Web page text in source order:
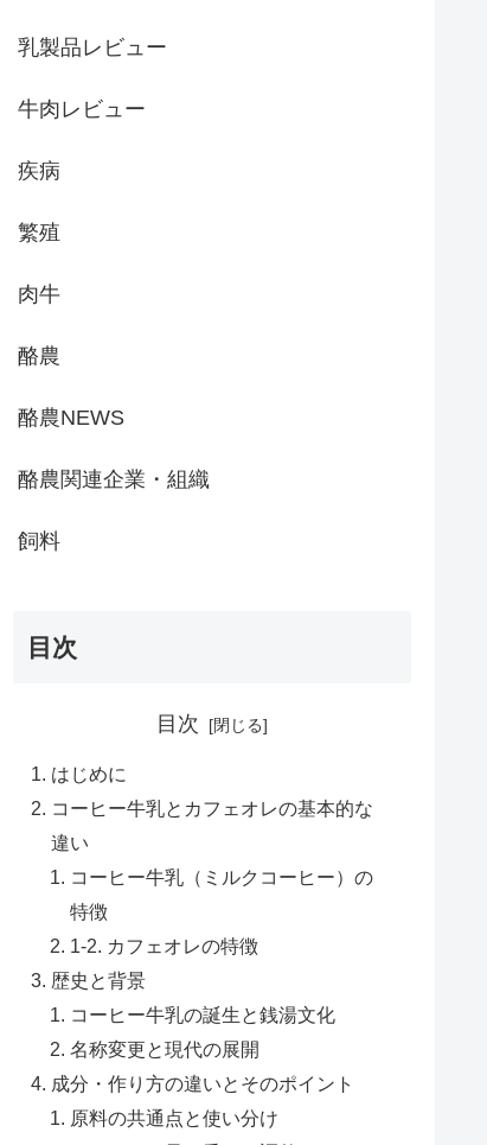
乳製品レビュー
牛肉レビュー
疾病
繁殖
肉牛
酪農
酪農NEWS
酪農関連企業・組織
飼料
目次
目次
はじめに
コーヒー牛乳とカフェオレの基本的な
違い
コーヒー牛乳（ミルクコーヒー）の
特徴
1-2. カフェオレの特徴
歴史と背景
コーヒー牛乳の誕生と銭湯文化
名称変更と現代の展開
成分・作り方の違いとそのポイント
原料の共通点と使い分け